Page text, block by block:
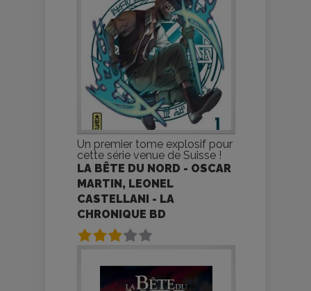
Un premier tome explosif pour
cette série venue de Suisse !
LA BÊTE DU NORD - OSCAR
MARTIN, LEONEL
CASTELLANI - LA
CHRONIQUE BD